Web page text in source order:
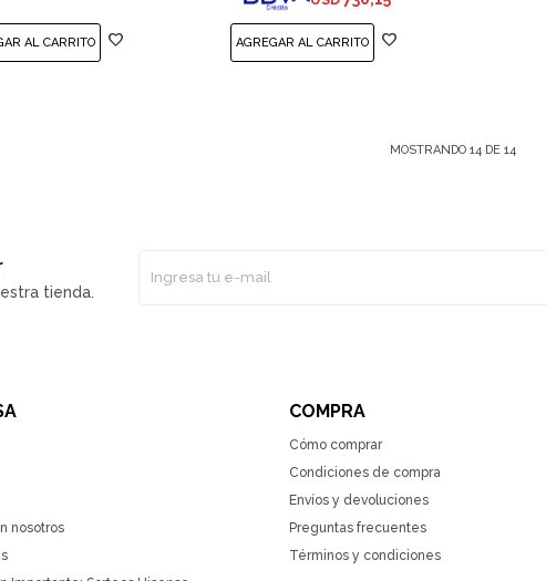
MOSTRANDO14 DE14
tienda.
nosotros
COMPRA
Cómo comprar
Condiciones de compra
Envíos y devoluciones
Preguntas frecuentes
Términos y condiciones